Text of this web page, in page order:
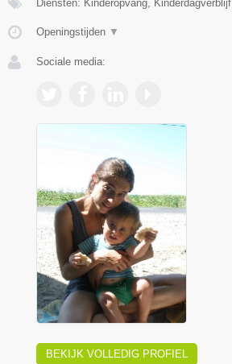
Diensten: Kinderopvang, Kinderdagverblijf
Openingstijden ▼
Sociale media:
BEKIJK VOLLEDIG PROFIEL